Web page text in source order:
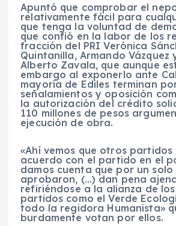
Apuntó que comprobar el
relativamente fácil para
que tenga la voluntad de
que confió en la labor de los
fracción del PRI Verónica
Quintanilla, Armando Vázquez
Alberto Zavala, que aunque
embargo al exponerlo ante
mayoría de Ediles terminan
señalamientos y oposición
la autorización del crédito
110 millones de pesos
ejecución de obra.
«Ahí vemos que otros partidos
acuerdo con el partido en el
damos cuenta que por un
aprobaron, (…) dan pena
refiriéndose a la alianza de
partidos como el Verde
todo la regidora Humanista»
burdamente votan por ellos.